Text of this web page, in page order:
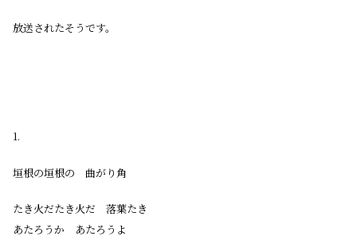
放送されたそうです。
1.
垣根の垣根の 曲がり角
たき火だたき火だ 落葉たき
あたろうか あたろうよ